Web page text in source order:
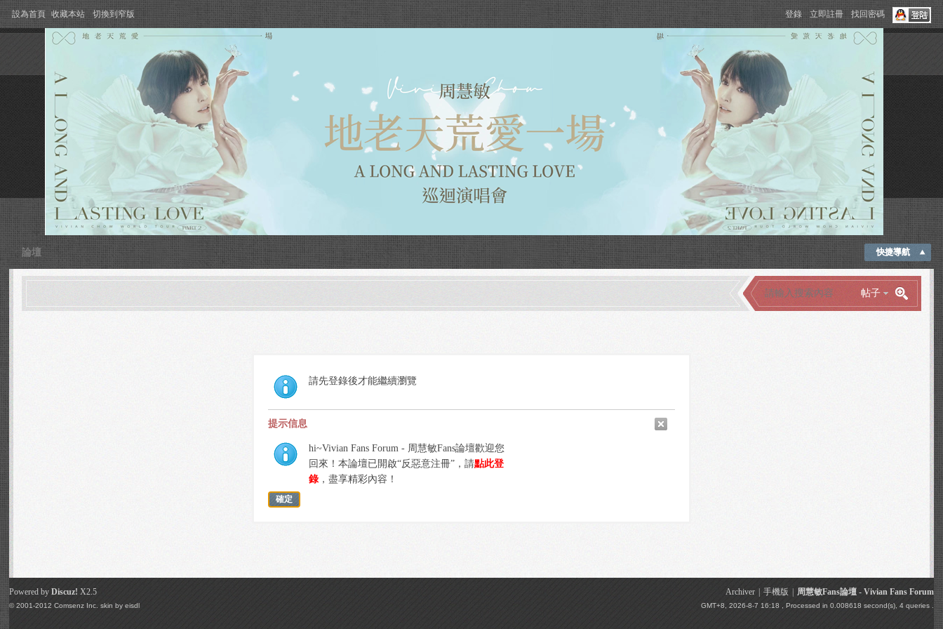
設為首頁 收藏本站 切換到窄版 登錄 立即註冊 找回密碼
快捷導航
論壇
帖子
請先登錄後才能繼續瀏覽
提示信息
hi~Vivian Fans Forum - 周慧敏Fans論壇歡迎您
回來！本論壇已開啟“反惡意注冊”，請點此登
錄，盡享精彩內容！
確定
Archiver 手機版 周慧敏Fans論壇 - Vivian Fans Forum
GMT+8, 2026-8-7 16:18 , Processed in 0.008618 second(s), 4 queries .
Powered byDiscuz! X2.5
© 2001-2012Comsenz Inc. skin byeisdl